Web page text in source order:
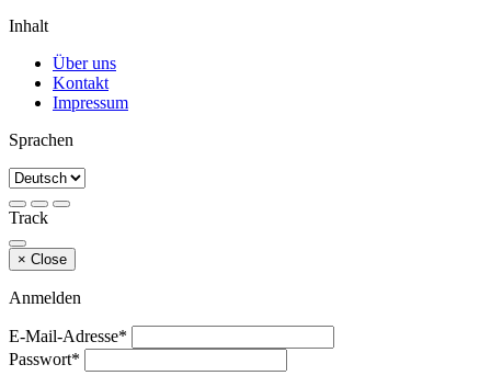
Inhalt
Über uns
Kontakt
Impressum
Sprachen
Track
× Close
Anmelden
E-Mail-Adresse*
Passwort*